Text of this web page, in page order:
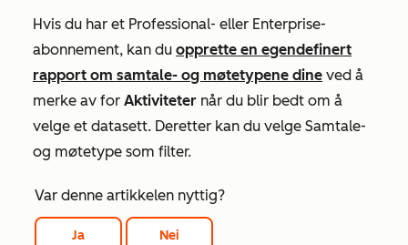
Hvis du har et Professional- eller Enterprise-
abonnement, kan du opprette en egendefinert
rapport om samtale- og møtetypene dine ved å
merke av for Aktiviteter når du blir bedt om å
velge et datasett. Deretter kan du velge Samtale-
og møtetype som filter.
Var denne artikkelen nyttig?
Ja Nei